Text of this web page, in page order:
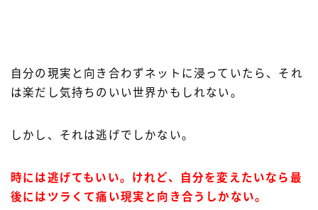
自分の現実と向き合わずネットに浸っていたら、それ
は楽だし気持ちのいい世界かもしれない。
しかし、それは逃げでしかない。
時には逃げてもいい。けれど、自分を変えたいなら最
後にはツラくて痛い現実と向き合うしかない。